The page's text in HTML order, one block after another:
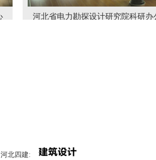
河北省电力勘探设计研究院科研办公楼
河北四建: